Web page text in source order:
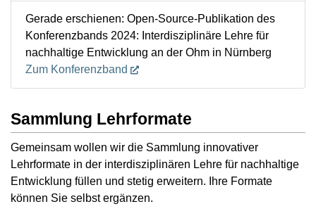
Gerade erschienen: Open-Source-Publikation des
Konferenzbands 2024: Interdisziplinäre Lehre für
nachhaltige Entwicklung an der Ohm in Nürnberg
Zum Konferenzband
Sammlung Lehrformate
Gemeinsam wollen wir die Sammlung innovativer
Lehrformate in der interdisziplinären Lehre für nachhaltige
Entwicklung füllen und stetig erweitern. Ihre Formate
können Sie selbst ergänzen.